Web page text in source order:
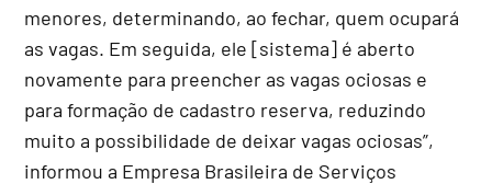
menores, determinando, ao fechar, quem ocupará
as vagas. Em seguida, ele [sistema] é aberto
novamente para preencher as vagas ociosas e
para formação de cadastro reserva, reduzindo
muito a possibilidade de deixar vagas ociosas”,
informou a Empresa Brasileira de Serviços